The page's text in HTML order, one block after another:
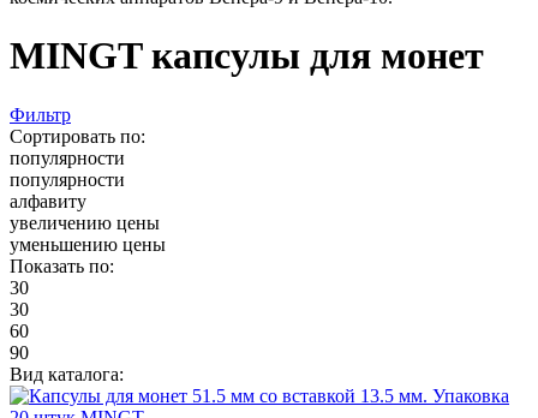
MINGT капсулы для монет
Фильтр
Сортировать по:
популярности
популярности
алфавиту
увеличению цены
уменьшению цены
Показать по:
30
30
60
90
Вид каталога: